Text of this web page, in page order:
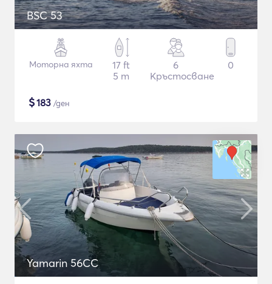
BSC 53
Моторна яхта
17 ft
5 m
6
Кръстосване
0
$183 /ден
Yamarin 56CC